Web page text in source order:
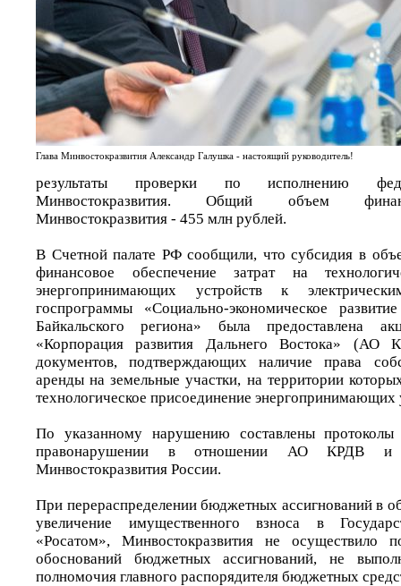
Глава Минвостокразвития Александр Галушка - настоящий руководитель!
результаты проверки по исполнению
Минвостокразвития. Общий объем
Минвостокразвития - 455 млн рублей.
В Счетной палате РФ сообщили, что субсидия в
финансовое обеспечение затрат на
энергопринимающих устройств к
госпрограммы «Социально-экономическое
Байкальского региона» была предоставлена
«Корпорация развития Дальнего Востока» (АО
документов, подтверждающих наличие права
аренды на земельные участки, на территории
технологическое присоединение энергопринимающих
По указанному нарушению составлены протоколы
правонарушении в отношении АО КРДВ и
Минвостокразвития России.
При перераспределении бюджетных ассигнований в
увеличение имущественного взноса в
«Росатом», Минвостокразвития не осуществило
обоснований бюджетных ассигнований, не
полномочия главного распорядителя бюджетных